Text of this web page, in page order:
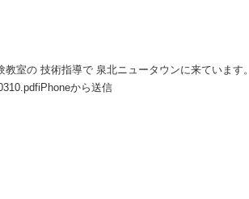
室の 技術指導で 泉北ニュータウンに来ています。
から送信